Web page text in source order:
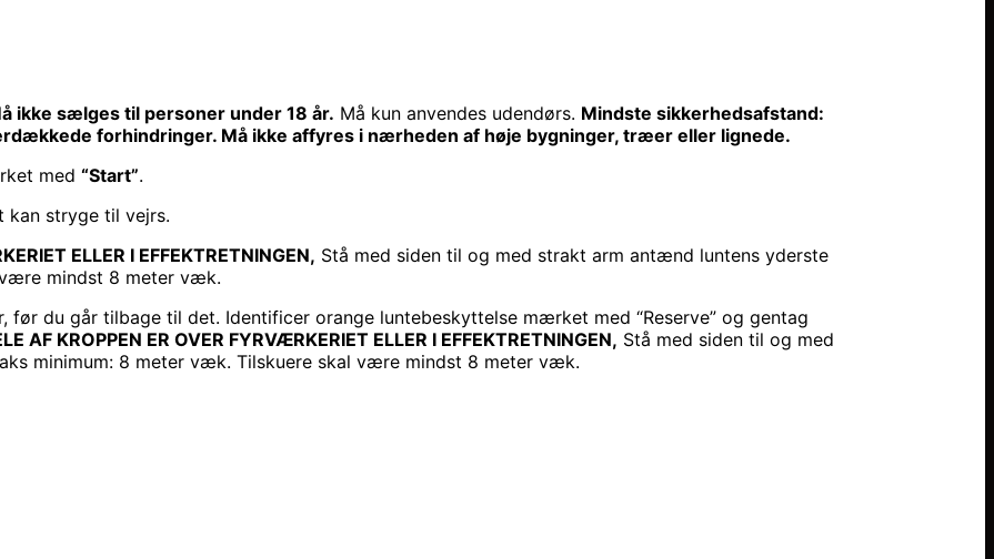
ikke sælges til personer under 18 år. Må kun anvendes udendørs. Mindste sikkerhedsafstand:
forhindringer. Må ikke affyres i nærheden af høje bygninger, træer eller lignede.
med “Start”.
kan stryge til vejrs.
ELLER I EFFEKTRETNINGEN, Stå med siden til og med strakt arm antænd luntens yderste
mindst 8 meter væk.
du går tilbage til det. Identificer orange luntebeskyttelse mærket med “Reserve” og gentag
AF KROPPEN ER OVER FYRVÆRKERIET ELLER I EFFEKTRETNINGEN, Stå med siden til og med
minimum: 8 meter væk. Tilskuere skal være mindst 8 meter væk.